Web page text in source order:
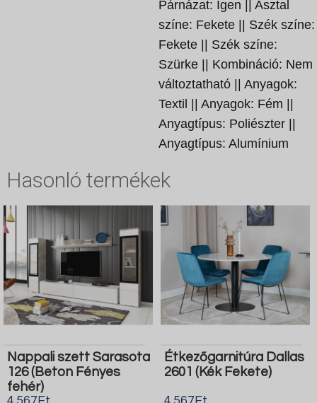
Párnázat: Igen || Asztal
színe: Fekete || Szék színe:
Fekete || Szék színe:
Szürke || Kombináció: Nem
változtatható || Anyagok:
Textil || Anyagok: Fém ||
Anyagtípus: Poliészter ||
Anyagtípus: Alumínium
Hasonló termékek
Nappali szett Sarasota
126 (Beton Fényes
fehér)
Étkezőgarnitúra Dallas
2601 (Kék Fekete)